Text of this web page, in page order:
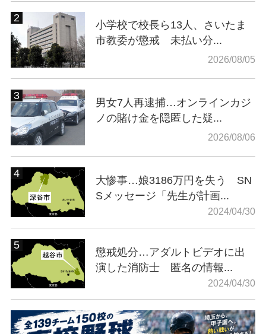
小学校で校長ら13人、さいたま
市教委が懲戒 未払い分...
2026/08/05
男女7人再逮捕…オンラインカジ
ノの賭け金を隠匿した疑...
2026/08/06
大惨事…娘3186万円を失う SN
Sメッセージ「先生が計画...
2024/04/30
懲戒処分…アダルトビデオに出
演した消防士 匿名の情報...
2024/04/30